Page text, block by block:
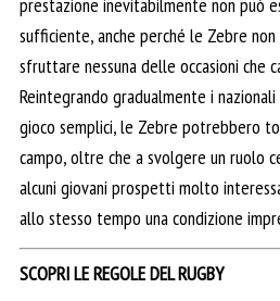
prestazione inevitabilmente non può
sufficiente, anche perché le Zebre
sfruttare nessuna delle occasioni che
Reintegrando gradualmente i
gioco semplici, le Zebre potrebbero
campo, oltre che a svolgere un ruolo
alcuni giovani prospetti molto
allo stesso tempo una condizione
SCOPRI LE REGOLE DEL RUGBY